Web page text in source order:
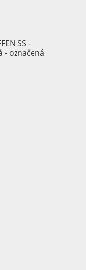
SS -
- označená